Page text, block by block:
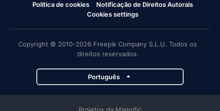
Política de cookies
Notificação de Direitos Autorais
Cookies settings
Copyright © 2010-2026 Freepik Company S.L.U. Todos os
direitos reservados.
Português